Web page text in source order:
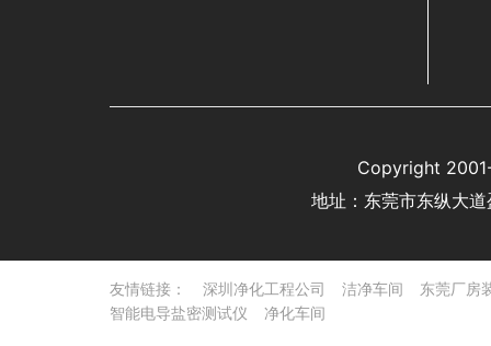
Copyright
地址：东莞市东纵大
友情链接： 深圳净化工程公司 洁净车间
东莞厂房
智能电导盐密测试仪
净化车间